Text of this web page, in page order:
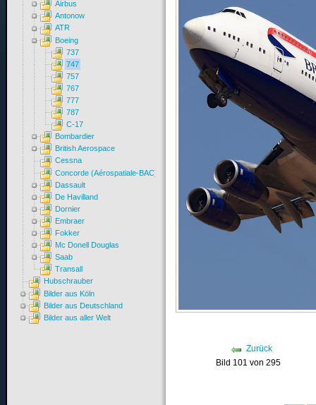
Zurück
Bild 101 von 295
Airbus
Antonow
ATR
Boeing
737
747
757
767
777
787
C-17
Bombardier
British Aerospace
Cessna
Concorde (Aérospatiale-BAC)
Dassault
De Havilland
Dornier
Embraer
Fokker
Mc Donell Douglas
Saab
Transall
Hubschrauber
Bilder aus Köln
Bilder aus Deutschland
Bilder aus aller Welt